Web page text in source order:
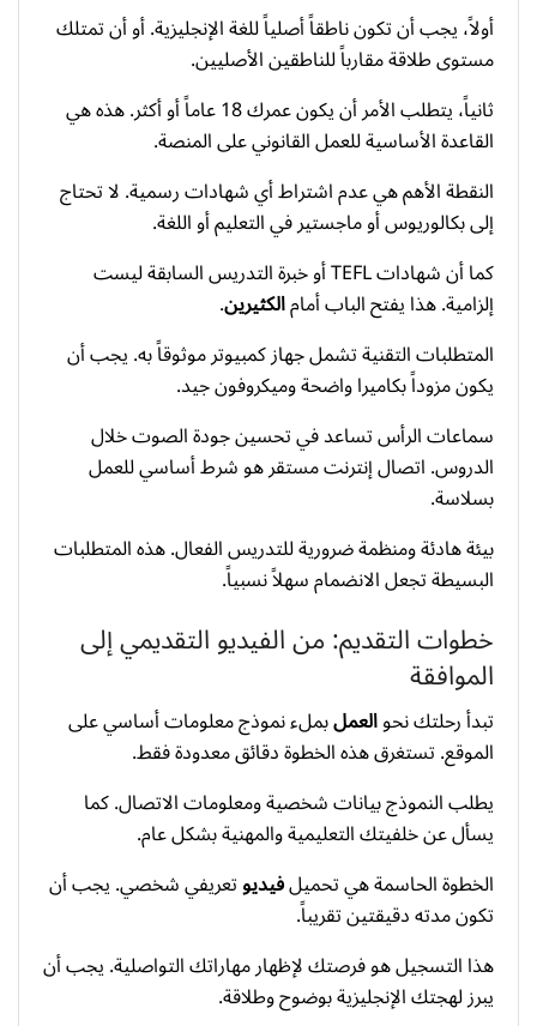
أولاً، يجب أن تكون ناطقاً أصلياً للغة الإنجليزية. أو أن تمتلك
مستوى طلاقة مقارباً للناطقين الأصليين.
ثانياً، يتطلب الأمر أن يكون عمرك 18 عاماً أو أكثر. هذه هي
القاعدة الأساسية للعمل القانوني على المنصة.
النقطة الأهم هي عدم اشتراط أي شهادات رسمية. لا تحتاج
إلى بكالوريوس أو ماجستير في التعليم أو اللغة.
كما أن شهادات TEFL أو خبرة التدريس السابقة ليست
إلزامية. هذا يفتح الباب أمامالكثيرين.
المتطلبات التقنية تشمل جهاز كمبيوتر موثوقاً به. يجب أن
يكون مزوداً بكاميرا واضحة وميكروفون جيد.
سماعات الرأس تساعد في تحسين جودة الصوت خلال
الدروس. اتصال إنترنت مستقر هو شرط أساسي للعمل
بسلاسة.
بيئة هادئة ومنظمة ضرورية للتدريس الفعال. هذه المتطلبات
البسيطة تجعل الانضمام سهلاً نسبياً.
خطوات التقديم: من الفيديو التقديمي إلى
الموافقة
تبدأ رحلتك نحوالعملبملء نموذج معلومات أساسي على
الموقع. تستغرق هذه الخطوة دقائق معدودة فقط.
يطلب النموذج بيانات شخصية ومعلومات الاتصال. كما
يسأل عن خلفيتك التعليمية والمهنية بشكل عام.
الخطوة الحاسمة هي تحميلفيديوتعريفي شخصي. يجب أن
تكون مدته دقيقتين تقريباً.
هذا التسجيل هو فرصتك لإظهار مهاراتك التواصلية. يجب أن
يبرز لهجتك الإنجليزية بوضوح وطلاقة.